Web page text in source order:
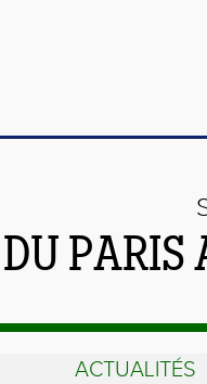
DU PARIS
ACTUALITÉS